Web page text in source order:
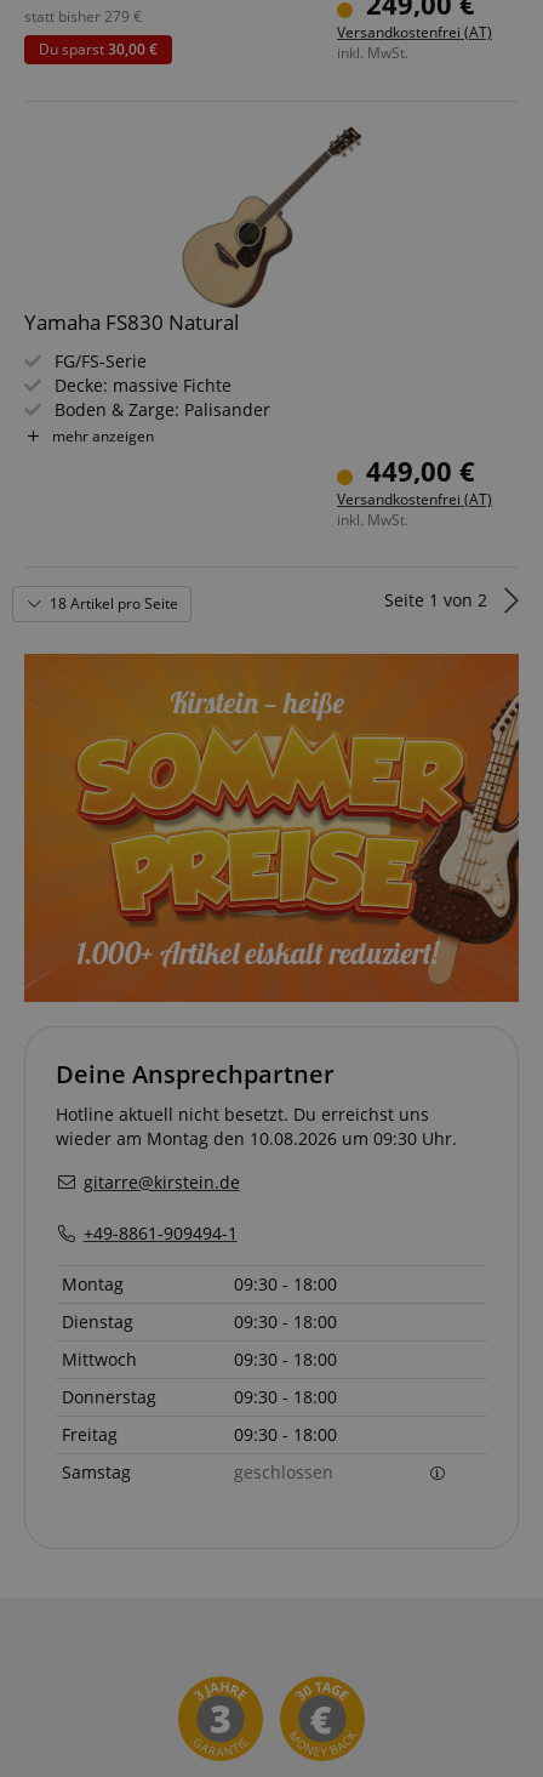
Versandkostenfrei (AT)
inkl. MwSt.
statt bisher279 €
Du sparst30,00 €
Yamaha FS830 Natural
FG/FS-Serie
Decke: massive Fichte
Boden & Zarge: Palisander
Griffbrett/Hals: Palisander / Nato
mehr anzeigen
449,00 €
Versandkostenfrei (AT)
inkl. MwSt.
18 Artikel pro Seite Seite 1 von 2
Deine Ansprechpartner
Hotline aktuell nicht besetzt. Du erreichst uns
wieder am Montag den 10.08.2026 um 09:30 Uhr.
gitarre@kirstein.de
+49-8861-909494-1
Montag
09:30 - 18:00
Dienstag
09:30 - 18:00
Mittwoch
09:30 - 18:00
Donnerstag
09:30 - 18:00
Freitag
09:30 - 18:00
Samstag
geschlossen